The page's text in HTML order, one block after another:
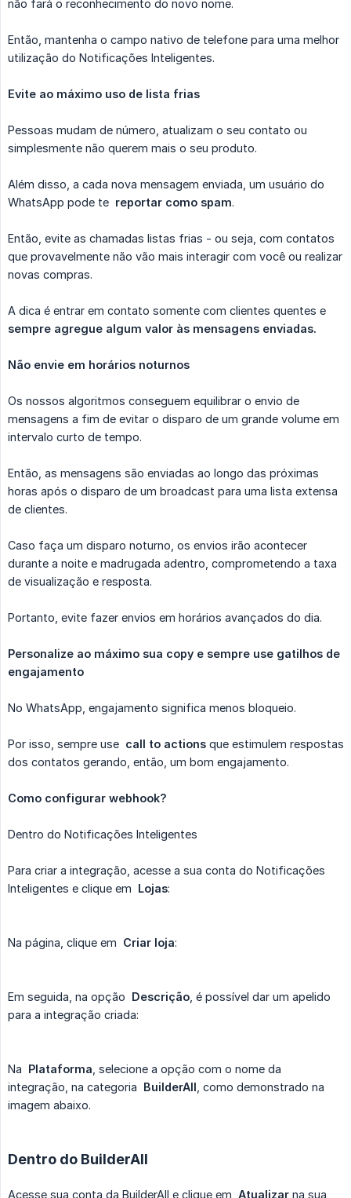
não fará o reconhecimento do novo nome.
Então, mantenha o campo nativo de telefone para uma melhor
utilização do Notificações Inteligentes.
Evite ao máximo uso de lista frias
Pessoas mudam de número, atualizam o seu contato ou
simplesmente não querem mais o seu produto.
Além disso, a cada nova mensagem enviada, um usuário do
WhatsApp pode te reportar como spam.
Então, evite as chamadas listas frias - ou seja, com contatos
que provavelmente não vão mais interagir com você ou realizar
novas compras.
A dica é entrar em contato somente com clientes quentes e
sempre agregue algum valor às mensagens enviadas.
Não envie em horários noturnos
Os nossos algoritmos conseguem equilibrar o envio de
mensagens a fim de evitar o disparo de um grande volume em
intervalo curto de tempo.
Então, as mensagens são enviadas ao longo das próximas
horas após o disparo de um broadcast para uma lista extensa
de clientes.
Caso faça um disparo noturno, os envios irão acontecer
durante a noite e madrugada adentro, comprometendo a taxa
de visualização e resposta.
Portanto, evite fazer envios em horários avançados do dia.
Personalize ao máximo sua copy e sempre use gatilhos de
engajamento
No WhatsApp, engajamento significa menos bloqueio.
Por isso, sempre use call to actions que estimulem respostas
dos contatos gerando, então, um bom engajamento.
Como configurar webhook?
Dentro do Notificações Inteligentes
Para criar a integração, acesse a sua conta do Notificações
Inteligentes e clique em Lojas:
Na página, clique em Criar loja:
Em seguida, na opção Descrição , é possível dar um apelido
para a integração criada:
Na Plataforma , selecione a opção com o nome da
integração, na categoria BuilderAll , como demonstrado na
imagem abaixo.
Dentro do BuilderAll
Acesse sua conta da BuilderAll e clique em Atualizar na sua